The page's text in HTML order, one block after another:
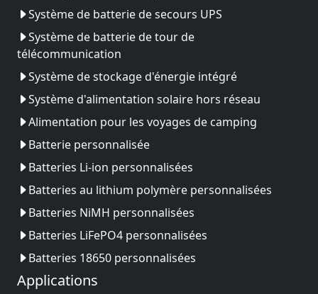
Système de batterie de secours UPS
Système de batterie de tour de
télécommunication
Système de stockage d'énergie intégré
Système d'alimentation solaire hors réseau
Alimentation pour les voyages de camping
Batterie personnalisée
Batteries Li-ion personnalisées
Batteries au lithium polymère personnalisées
Batteries NiMH personnalisées
Batteries LiFePO4 personnalisées
Batteries 18650 personnalisées
Applications